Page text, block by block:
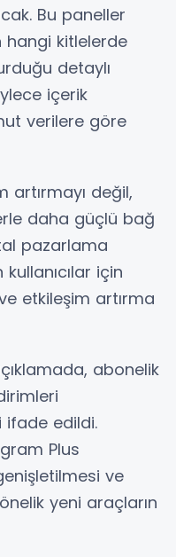
Bu paneller
hangi kitlelerde
detaylı
içerik
verilere göre
artırmayı değil,
daha güçlü bağ
pazarlama
için
etkileşim artırma
abonelik
ifade edildi.
Plus
ve
yeni araçların